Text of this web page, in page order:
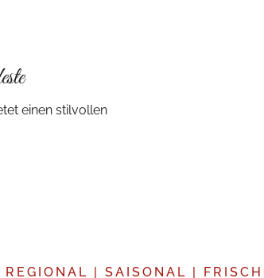
einen stilvollen
REGIONAL | SAISONAL | FRISCH